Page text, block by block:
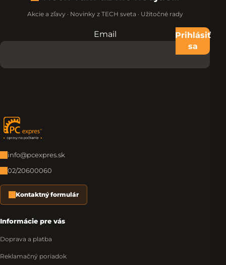
Akcie a zľavy · Novinky z TECH sveta · Užitočné rady
Nevypĺňajte toto pole:
Email
Prihlásiť
sa
Zápätie
info@pcexpres.sk
02/20600060
Kontaktný formulár
Informácie pre vás
Doprava a platba
Reklamačný poriadok